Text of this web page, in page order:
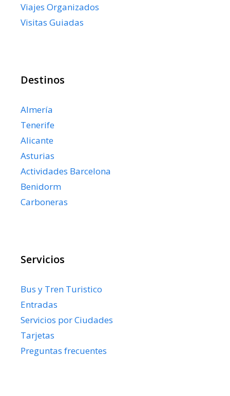
Viajes Organizados
Visitas Guiadas
Destinos
Almería
Tenerife
Alicante
Asturias
Actividades Barcelona
Benidorm
Carboneras
Servicios
Bus y Tren Turistico
Entradas
Servicios por Ciudades
Tarjetas
Preguntas frecuentes